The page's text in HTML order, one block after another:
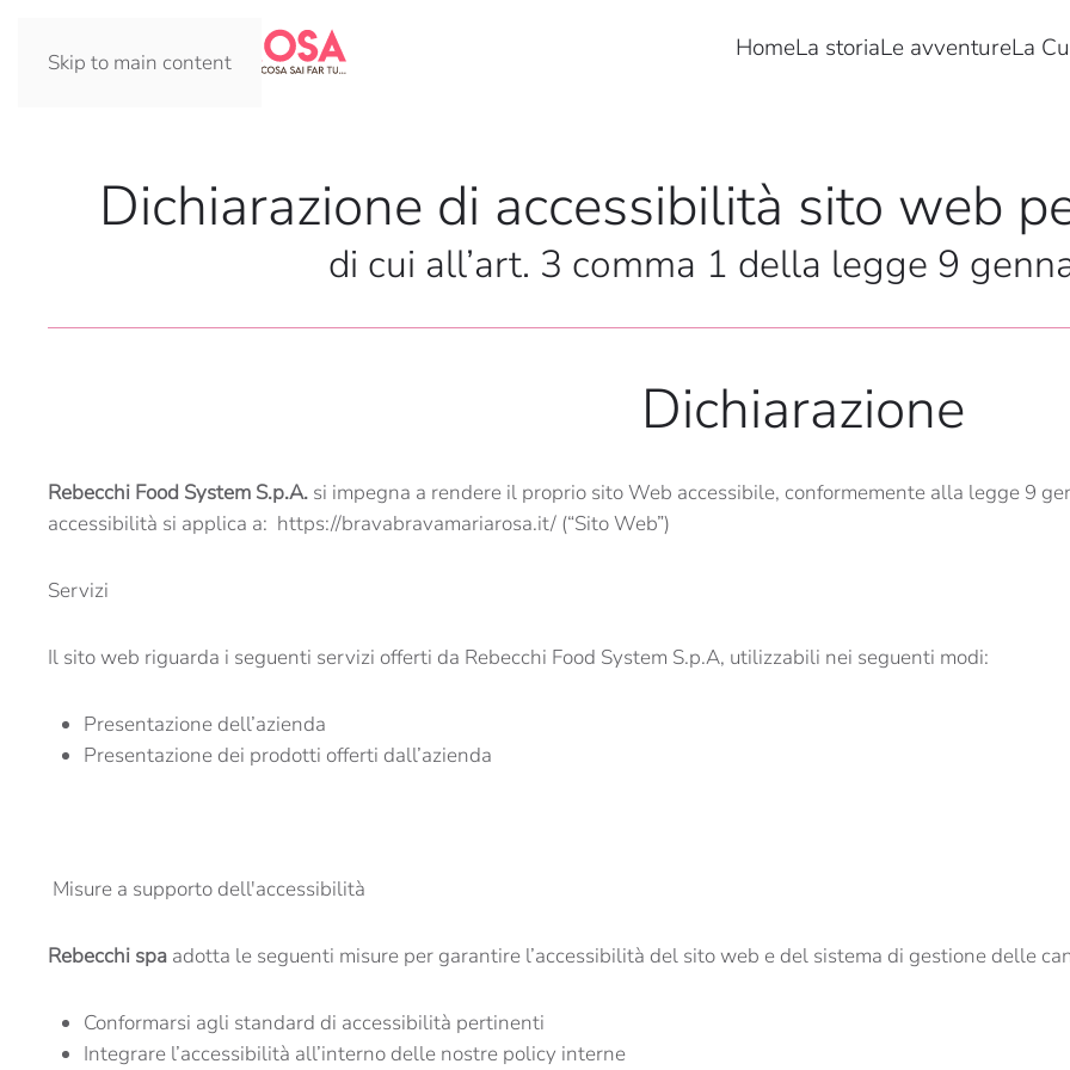
Skip to main content HomeLa storiaLe avventureLa
Dichiarazione di accessibilità sito web
di cui all’art. 3 comma 1 della legge 9
Dichiarazione
Rebecchi Food System S.p.A. si impegna a rendere il proprio sito Web accessibile, conformemente alla legge 9
accessibilità si applica a: https://bravabravamariarosa.it/ (“Sito Web”)
Servizi
Il sito web riguarda i seguenti servizi offerti da Rebecchi Food System S.p.A, utilizzabili nei seguenti modi:
Presentazione dell’azienda
Presentazione dei prodotti offerti dall’azienda
Misure a supporto dell'accessibilità
Rebecchi spa adotta le seguenti misure per garantire l’accessibilità del sito web e del sistema di gestione delle
Conformarsi agli standard di accessibilità pertinenti
Integrare l’accessibilità all’interno delle nostre policy interne